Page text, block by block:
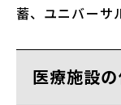
蓄、ユニバーサ
医療施設